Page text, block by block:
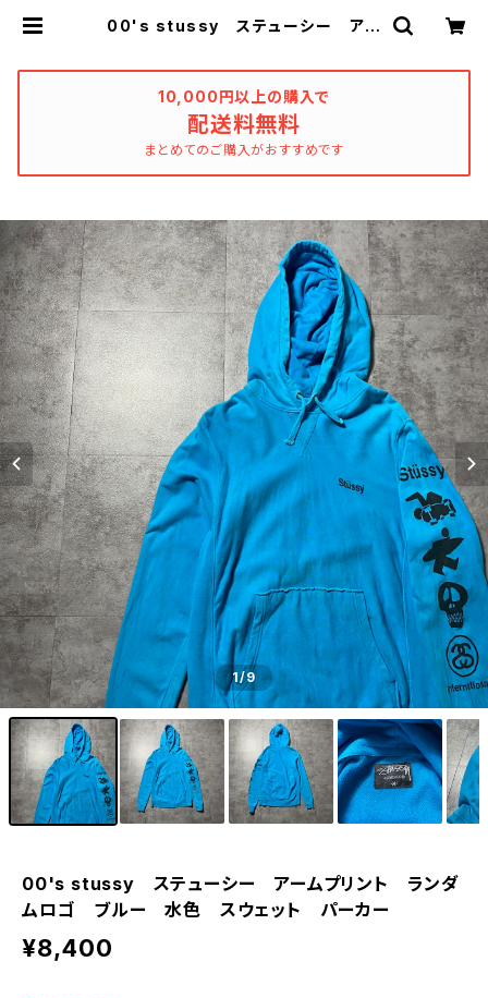
00's stussy ステューシー アー
_clothing_katharsis
10,000円以上の購入で
配送料無料
まとめてのご購入がおすすめです
1/9
00's stussy ステューシー アームプリント ランダ
ムロゴ ブルー 水色 スウェット パーカー
¥8,400